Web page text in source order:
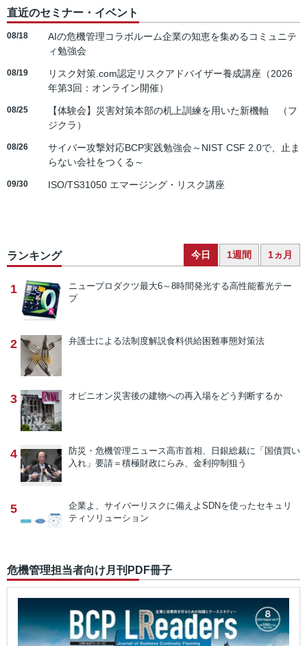
直近のセミナー・イベント
08/18
AIの危機管理コラボルーム企業の知恵を集めるコミュニテ
ィ勉強会
08/19
リスク対策.com認定リスクアドバイザー養成講座（2026
年第3回：オンライン開催）
08/25
【体験会】災害対策本部の机上訓練を用いた新機軸 （フ
ジクラ）
08/26
サイバー攻撃対応BCP実践勉強会～NIST CSF 2.0で、止ま
らない会社をつくる～
09/30 ISO/TS31050 エマージング・リスク講座
ランキング 今日 1週間 1ヵ月
1 ニュープロダクツ最大6～8時間発光する高性能蓄光テー
プ
2 弁護士による法制度解説食料供給困難事態対策法
3 オピニオン災害後の建物への再入場をどう判断するか
4 防災・危機管理ニュース高市首相、日銀総裁に「国債買い
入れ」要請＝積極財政にらみ、金利抑制狙う
5 企業よ、サイバーリスクに備えよ SDNを使ったセキュリ
ティソリューション
危機管理担当者向け月刊PDF冊子